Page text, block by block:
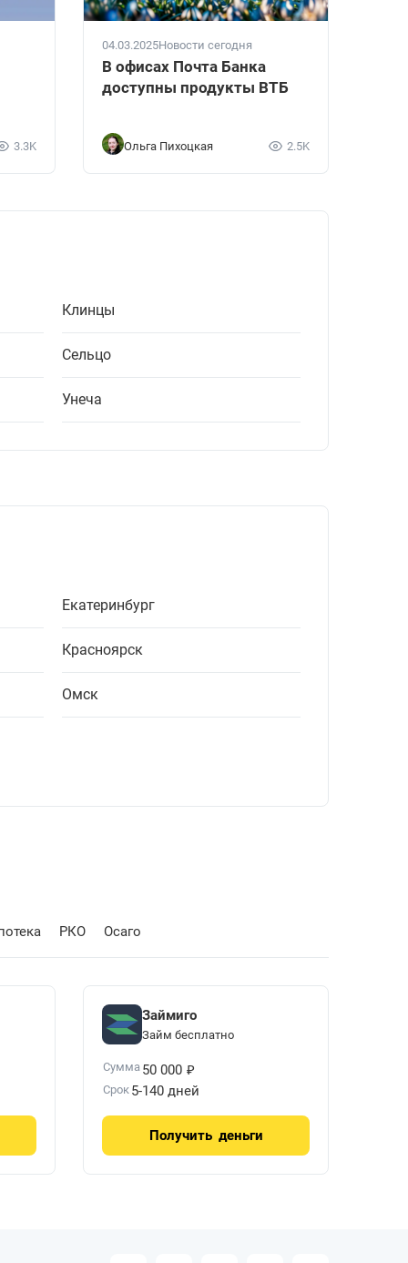
3.3K
04.03.2025Новости сегодня
В офисах Почта Банка
доступны продукты ВТБ
Ольга Пихоцкая 2.5K
Клинцы
Сельцо
Унеча
Екатеринбург
Красноярск
Омск
РКО Осаго
Займиго
Займ бесплатно
Сумма 50 000 ₽
Срок 5-140 дней
Получить деньги